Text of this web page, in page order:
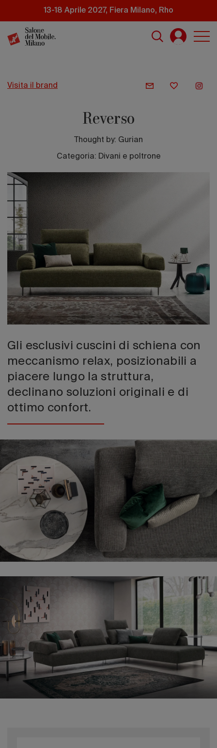
principale
13-18 Aprile 2027, Fiera Milano, Rho
visita il brand
Reverso
Thought by: Gurian
Categoria: Divani e poltrone
Gli esclusivi cuscini di schiena con
meccanismo relax, posizionabili a
piacere lungo la struttura,
declinano soluzioni originali e di
ottimo confort.